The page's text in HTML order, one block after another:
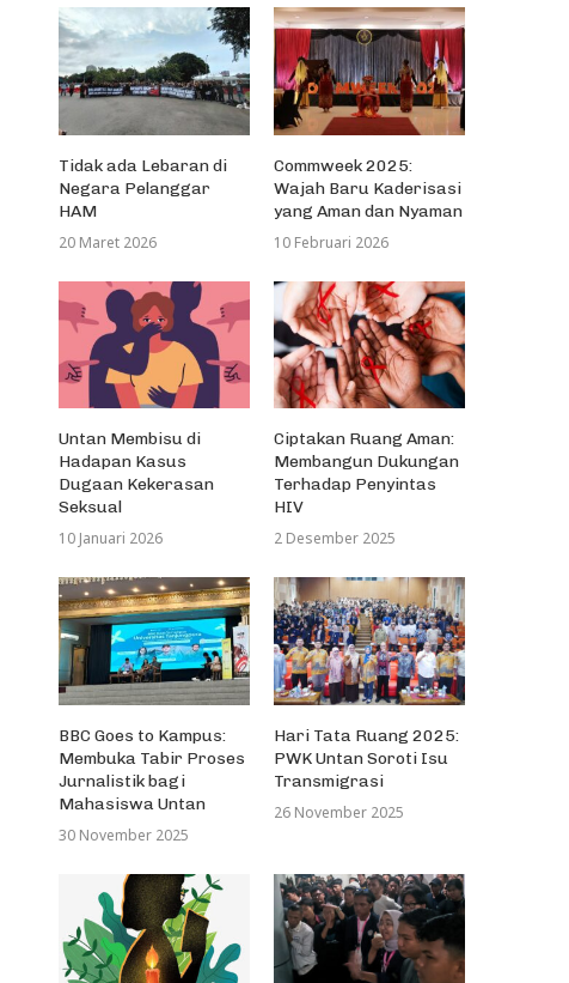
Tidak ada Lebaran di
Negara Pelanggar
HAM
20 Maret 2026
Commweek 2025:
Wajah Baru Kaderisasi
yang Aman dan Nyaman
10 Februari 2026
Untan Membisu di
Hadapan Kasus
Dugaan Kekerasan
Seksual
10 Januari 2026
Ciptakan Ruang Aman:
Membangun Dukungan
Terhadap Penyintas
HIV
2 Desember 2025
BBC Goes to Kampus:
Membuka Tabir Proses
Jurnalistik bagi
Mahasiswa Untan
30 November 2025
Hari Tata Ruang 2025:
PWK Untan Soroti Isu
Transmigrasi
26 November 2025